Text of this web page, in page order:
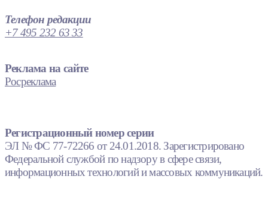
Телефон редакции
+7 495 232 63 33
Реклама на сайте
Росреклама
Регистрационный номер серии
ЭЛ № ФС 77-72266 от 24.01.2018. Зарегистрировано
Федеральной службой по надзору в сфере связи,
информационных технологий и массовых коммуникаций.